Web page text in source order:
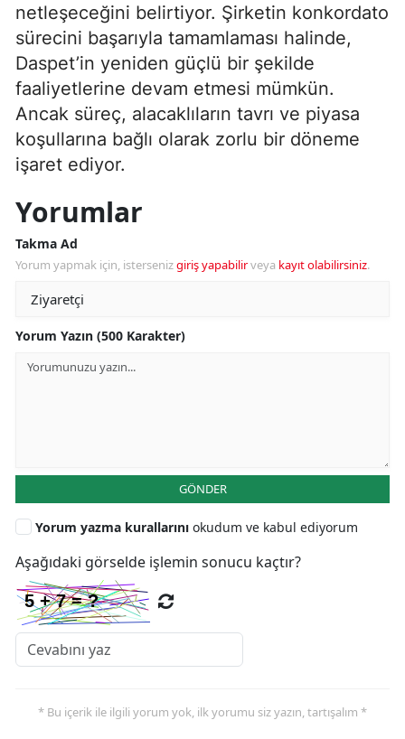
netleşeceğini belirtiyor. Şirketin konkordato
sürecini başarıyla tamamlaması halinde,
Daspet’in yeniden güçlü bir şekilde
faaliyetlerine devam etmesi mümkün.
Ancak süreç, alacaklıların tavrı ve piyasa
koşullarına bağlı olarak zorlu bir döneme
işaret ediyor.
Yorumlar
Takma Ad
Yorum yapmak için, istersenizgiriş yapabilirveya kayıt olabilirsiniz.
Yorum Yazın (500 Karakter)
GÖNDER
Yorum yazma kurallarını okudum ve kabul ediyorum
Aşağıdaki görselde işlemin sonucu kaçtır?
* Bu içerik ile ilgili yorum yok, ilk yorumu siz yazın, tartışalım *